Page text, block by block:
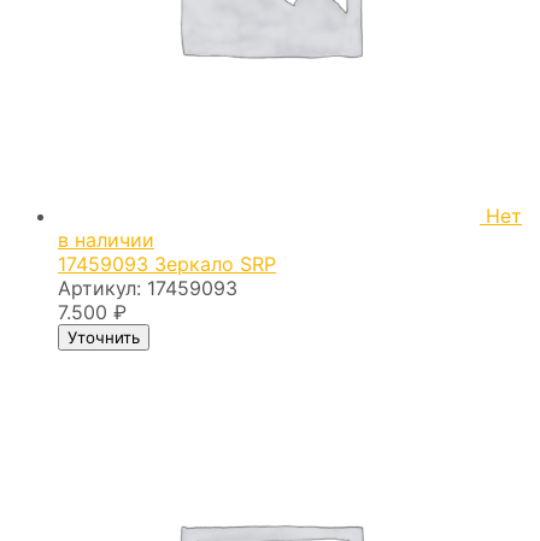
Нет
в наличии
17459093 Зеркало SRP
Артикул: 17459093
7.500 ₽
Уточнить